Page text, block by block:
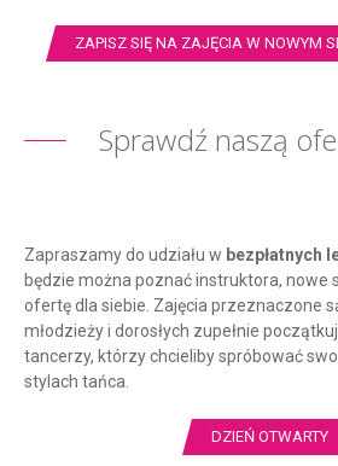
ZAPISZ SIĘ NA ZAJĘCIA W NOWYM
Sprawdź naszą
Zapraszamy do udziału w bezpłatnych
będzie można poznać instruktora, nowe
ofertę dla siebie. Zajęcia przeznaczone
młodzieży i dorosłych zupełnie
tancerzy, którzy chcieliby spróbować
stylach tańca.
DZIEŃ OTWARTY